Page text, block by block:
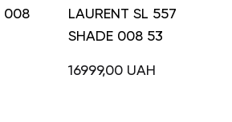
008
LAURENT SL 557
SHADE 008 53
16999,00 UAH